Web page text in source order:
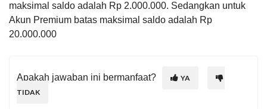
maksimal saldo adalah Rp 2.000.000. Sedangkan untuk
Akun Premium batas maksimal saldo adalah Rp
20.000.000
Apakah jawaban ini bermanfaat?
YA
TIDAK